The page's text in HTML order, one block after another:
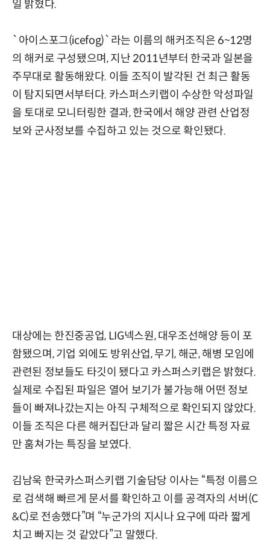
일 밝혔다.
`아이스포그(icefog)`라는 이름의 해커조직은 6~12명
의 해커로 구성됐으며, 지난 2011년부터 한국과 일본을
주무대로 활동해왔다. 이들 조직이 발각된 건 최근 활동
이 탐지되면서부터다. 카스퍼스키랩이 수상한 악성파일
을 토대로 모니터링한 결과, 한국에서 해양 관련 산업정
보와 군사정보를 수집하고 있는 것으로 확인됐다.
대상에는 한진중공업, LIG넥스원, 대우조선해양 등이 포
함됐으며, 기업 외에도 방위산업, 무기, 해군, 해병 모임에
관련된 정보들도 타깃이 됐다고 카스퍼스키랩은 밝혔다.
실제로 수집된 파일은 열어 보기가 불가능해 어떤 정보
들이 빠져나갔는지는 아직 구체적으로 확인되지 않았다.
이들 조직은 다른 해커집단과 달리 짧은 시간 특정 자료
만 훔쳐가는 특징을 보였다.
김남욱 한국카스퍼스키랩 기술담당 이사는 “특정 이름으
로 검색해 빠르게 문서를 확인하고 이를 공격자의 서버(C
&C)로 전송했다”며 “누군가의 지시나 요구에 따라 짧게
치고 빠지는 것 같았다”고 말했다.